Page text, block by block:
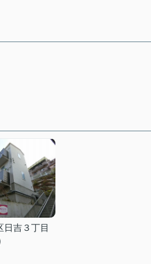
日吉３丁目